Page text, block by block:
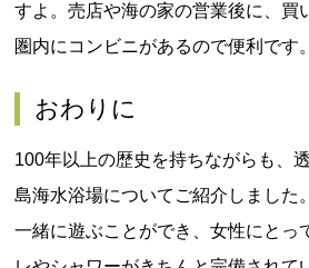
すよ。売店や海の家の営業後に、買
圏内にコンビニがあるので便利です。
おわりに
100年以上の歴史を持ちながらも、
島海水浴場についてご紹介しました
一緒に遊ぶことができ、女性にとっ